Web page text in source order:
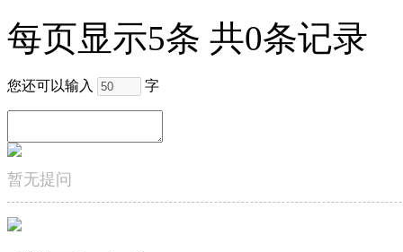
每页显示5条 共0条记录
您还可以输入 字
暂无提问